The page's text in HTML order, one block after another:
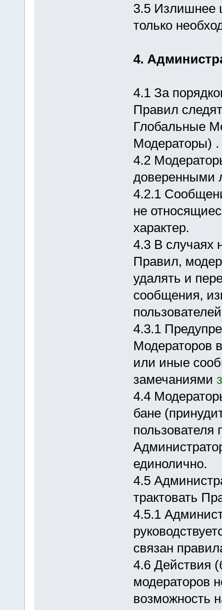
3.5 Излишнее
только
4.
4.1 За
Правил
Глобальные
Модераторы) .
4.2
доверенными
4.2.1
не
характер.
4.3 В случаях
Правил,
удалять и
сообщения,
4.3.1
Модераторов
или иные
замечаниями
4.4
бане
единолично.
4.5
трактовать
4.5.1
связан
4.6 Действия
модераторов
возможность